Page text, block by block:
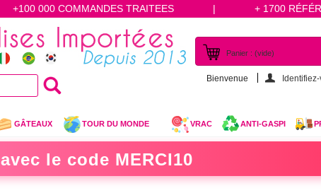
+100 000 COMMANDES TRAITEES | + 1700
Panier : (vide)
Bienvenue
GÂTEAUX TOUR DU MONDE VRAC ANTI-GASPI
le code MERCI10